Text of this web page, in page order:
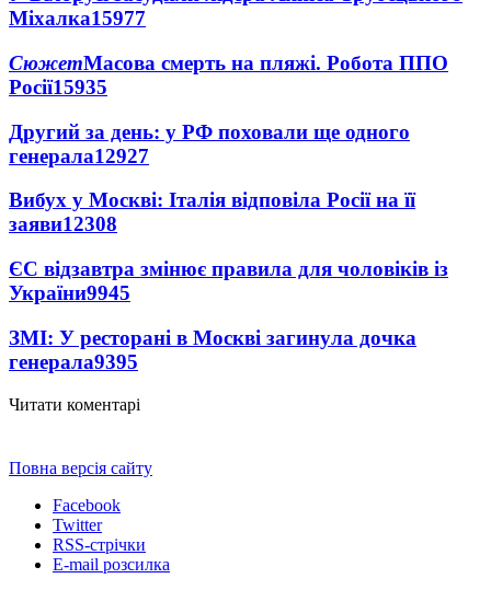
Міхалка15977
СюжетМасова смерть на пляжі. Робота ППО
Росії15935
Другий за день: у РФ поховали ще одного
генерала12927
Вибух у Москві: Італія відповіла Росії на її
заяви12308
ЄС відзавтра змінює правила для чоловіків із
України9945
ЗМІ: У ресторані в Москві загинула дочка
генерала9395
Читати коментарі
Повна версія сайту
Facebook
Twitter
RSS-стрічки
E-mail розсилка